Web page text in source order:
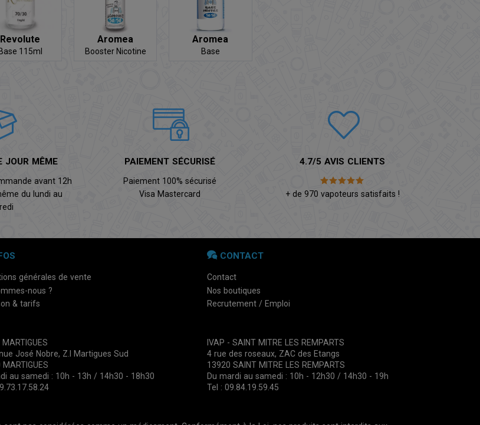
Revolute
Base 115ml
Aromea
Booster Nicotine
Aromea
Base
JOUR MÊME
avant 12h
du lundi au
PAIEMENT SÉCURISÉ
Paiement 100% sécurisé
Visa Mastercard
4.7/5 AVIS CLIENTS
+ de 970 vapoteurs satisfaits !
générales de vente
nous ?
& tarifs
CONTACT
Contact
Nos boutiques
Recrutement / Emploi
MARTIGUES
José Nobre, Z.I Martigues Sud
au samedi : 10h - 13h / 14h30 - 18h30
IVAP - SAINT MITRE LES REMPARTS
4 rue des roseaux, ZAC des Etangs
13920 SAINT MITRE LES REMPARTS
Du mardi au samedi : 10h - 12h30 / 14h30 - 19h
Tel : 09.84.19.59.45